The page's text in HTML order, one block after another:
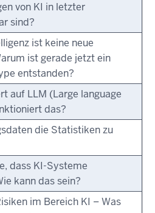
von KI in letzter
sind?
ist keine neue
ist gerade jetzt ein
entstanden?
auf LLM (Large language
das?
die Statistiken zu
dass KI-Systeme
kann das sein?
im Bereich KI – Was